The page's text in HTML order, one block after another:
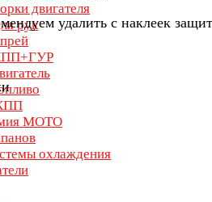
двигателя
рук
МОТО
охлаждения
удалить с наклеек